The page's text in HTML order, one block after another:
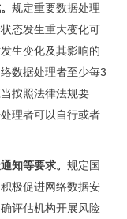
规定重要数据处理
态发生重大变化可
生变化及其影响的
数据处理者至少每3
按照法律法规要
理者可以自行或者
知等要求。规定国
极促进网络数据安
评估机构开展风险